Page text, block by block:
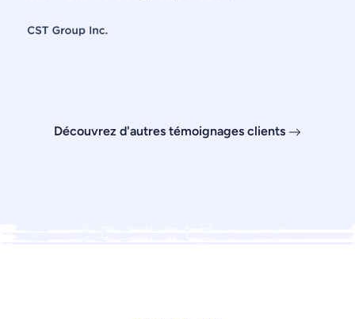
Découvrez d'autres témoignages clients